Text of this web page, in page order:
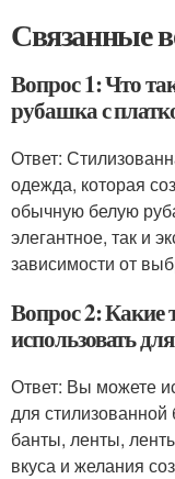
Связанные
Вопрос 1: Что
рубашка с
Ответ:
одежда, которая
обычную белую
элегантное, так и
зависимости от
Вопрос 2: Какие
использовать
Ответ: Вы можете
для
банты, ленты,
вкуса и желания